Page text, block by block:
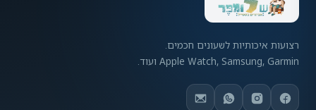
רצועות איכותיות לשעונים חכמים.
Apple Watch, Samsung, Garmin ועוד.